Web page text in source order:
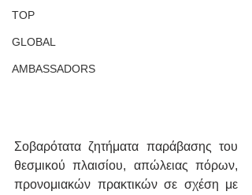
TOP
GLOBAL
AMBASSADORS
Σοβαρότατα ζητήματα παράβασης του
θεσμικού πλαισίου, απώλειας πόρων,
προνομιακών πρακτικών σε σχέση με